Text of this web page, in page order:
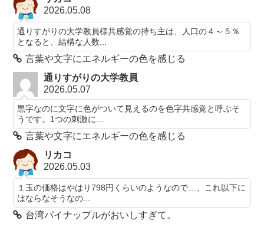
2026.05.08
通りすがりの大学教員様共感覚の持ち主は、人口の４～５％
となると、結構な人数...
言葉や文字にエネルギーの色を感じる
通りすがりの大学教員
2026.05.07
黒字なのに文字に色がついて見えるのを色字共感覚と呼ぶそ
うです。1つの刺激に...
言葉や文字にエネルギーの色を感じる
リカコ
2026.05.03
１玉の価格はやはり798円くらいのようなので…、これ以下に
はならなそうなの...
台湾パイナップルがおいしすぎて。